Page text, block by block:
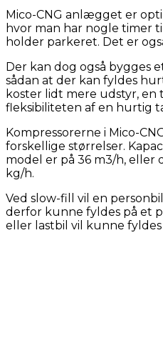
Mico-CNG anlægget er
hvor man har nogle timer
holder parkeret. Det er
Der kan dog også bygges
sådan at der kan fyldes
koster lidt mere udstyr,
fleksibiliteten af en hurtig
Kompressorerne i Mico-
forskellige størrelser.
model er på 36 m3/h, eller
kg/h.
Ved slow-fill vil en
derfor kunne fyldes på et
eller lastbil vil kunne fyldes